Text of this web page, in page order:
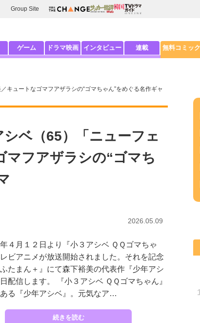
Group Site
ゲーム ドラマ映画 インタビュー 連載 無料コミック
キュートなゴマフアザラシの“ゴマちゃん”をめぐる名作ギャ
シベ（65）「ニューフェ
マフアザラシの“ゴマち
2026.05.09
４月１２日より『小３アシベ ＱＱゴマちゃ
ビアニメが放送開始されました。それを記念
たまん＋』にて森下裕美の代表作『少年アシ
配信します。 『小３アシベ ＱＱゴマちゃん』
る『少年アシベ』。元気なア…
続きを読む